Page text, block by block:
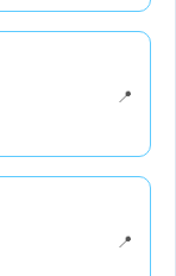
📍
📍